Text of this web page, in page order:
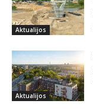
Aktualijos
Aktualijos